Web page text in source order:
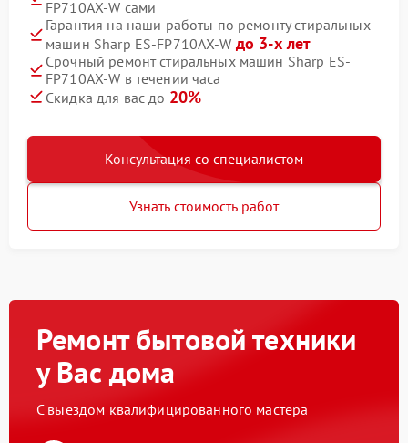
FP710AX-W сами
Гарантия на наши работы по ремонту стиральных
машин Sharp ES-FP710AX-W до 3-х лет
Срочный ремонт стиральных машин Sharp ES-
FP710AX-W в течении часа
Скидка для вас до 20%
Консультация со специалистом
Узнать стоимость работ
Ремонт бытовой техники
у Вас дома
С выездом квалифицированного мастера